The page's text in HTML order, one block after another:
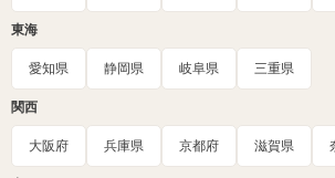
東海
愛知県 静岡県 岐阜県 三重県
関西
大阪府 兵庫県 京都府 滋賀県